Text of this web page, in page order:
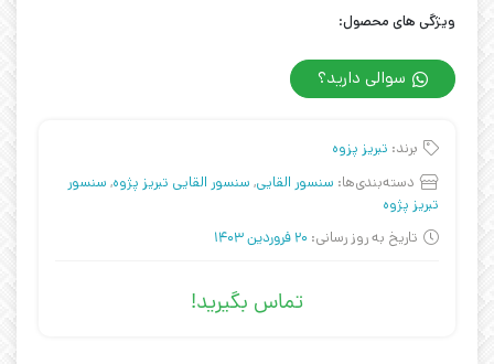
ویژگی های محصول:
سوالی دارید؟
برند: تبریز پزوه
دسته‌بندی‌ها: سنسور القایی, سنسور القایی تبریز پژوه, سنسور
تبریز پژوه
تاریخ به روز رسانی: 20 فروردین 1403
تماس بگیرید!